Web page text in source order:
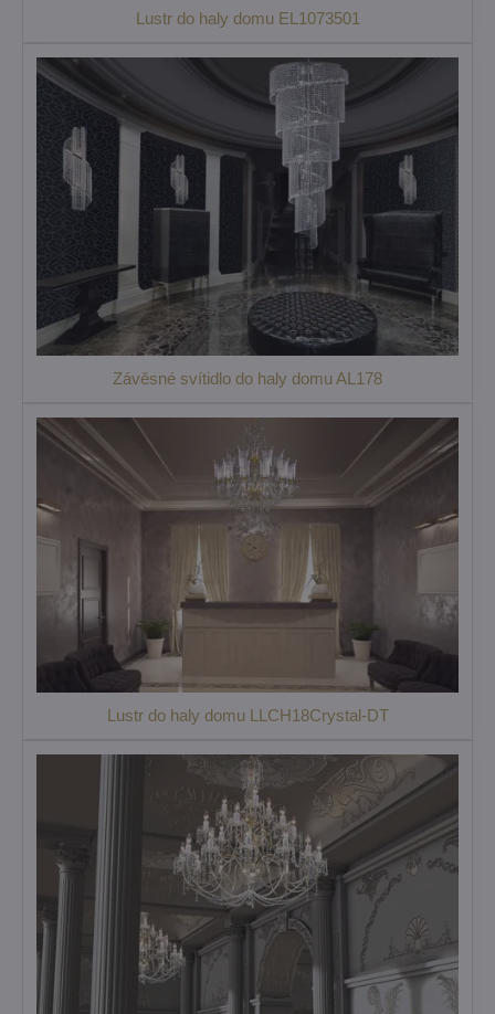
Lustr do haly domu EL1073501
Závěsné svítidlo do haly domu AL178
Lustr do haly domu LLCH18Crystal-DT